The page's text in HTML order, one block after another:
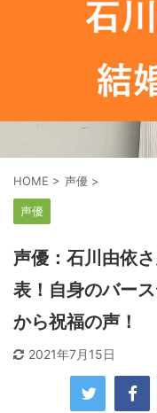
HOME > 声優 >
声優
声優：石川由依
表！自身のバー
から祝福の声！
2021年7月15日